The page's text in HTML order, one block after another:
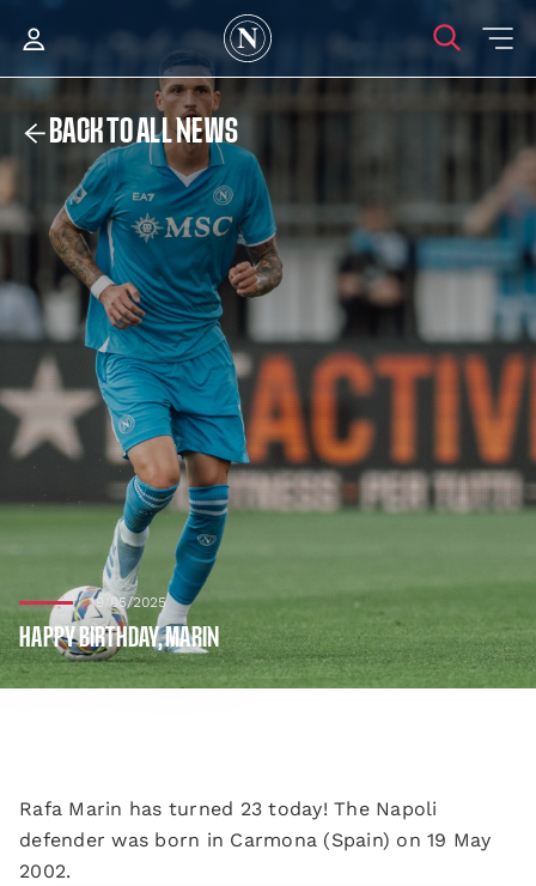
BACK TO ALL NEWS
19/05/2025
HAPPY BIRTHDAY, MARIN
Rafa Marin has turned 23 today! The Napoli
defender was born in Carmona (Spain) on 19 May
2002.